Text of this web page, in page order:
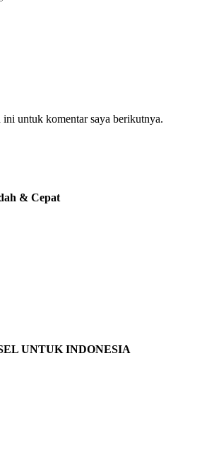
ini untuk komentar saya berikutnya.
& Cepat
UNTUK INDONESIA